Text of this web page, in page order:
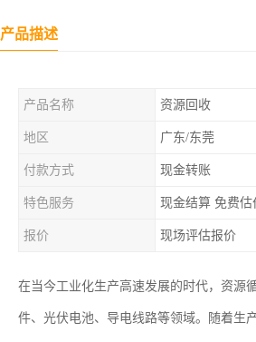
产品描述
产品名称 资源回收
地区 广东/东莞
付款方式 现金转账
特色服务 现金结算 免费估
报价 现场评估报价
在当今工业化生产高速发展的时代，资源
件、光伏电池、导电线路等领域。随着生